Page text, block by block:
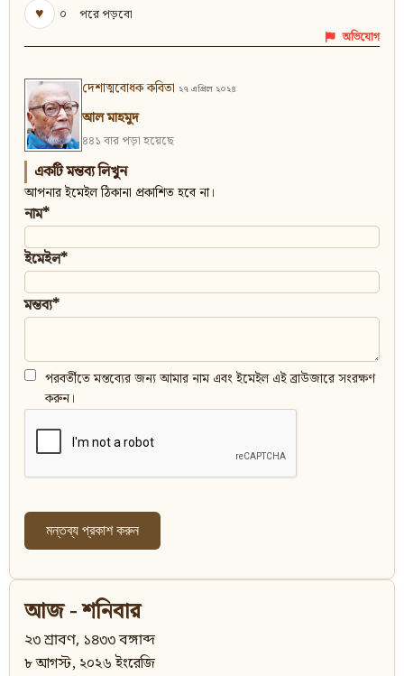
♥
০ পরে পড়বো
অভিযোগ
দেশাত্মবোধক কবিতা ২৭ এপ্রিল ২০২৪
আল মাহমুদ
৪৪১ বার পড়া হয়েছে
একটি মন্তব্য লিখুন
আপনার ইমেইল ঠিকানা প্রকাশিত হবে না।
নাম*
ইমেইল*
মন্তব্য*
পরবর্তীতে মন্তব্যের জন্য আমার নাম এবং ইমেইল এই ব্রাউজারে সংরক্ষণ
করুন।
আজ - শনিবার
২৩ শ্রাবণ, ১৪৩৩ বঙ্গাব্দ
৮ আগস্ট, ২০২৬ ইংরেজি